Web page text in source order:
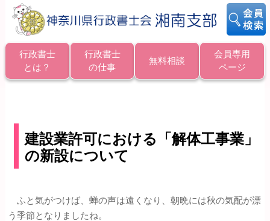
行政書士
とは？
行政書士
の仕事
無料相談
会員専用
ページ
シ
建設業許可における「解体工事業」
の新設について
ふと気がつけば、蝉の声は遠くなり、朝晩には秋の気配が漂
う季節となりましたね。